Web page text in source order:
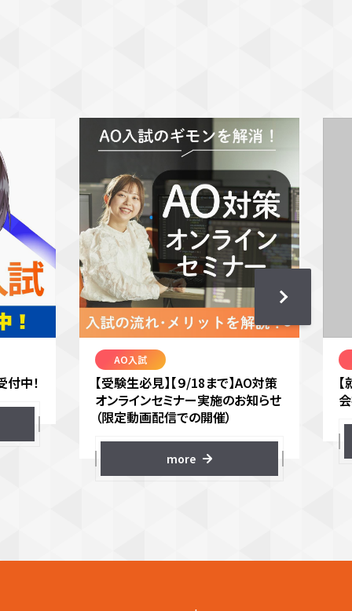
付中！
AO入試
【受験生必見】【９/18まで】AO対策
オンラインセミナー実施のお知らせ
（限定動画配信での開催）
more